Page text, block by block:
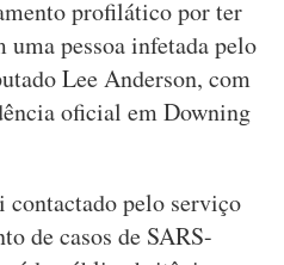
profilático por ter
uma pessoa infetada pelo
Lee Anderson, com
oficial em Downing
contactado pelo serviço
de casos de SARS-